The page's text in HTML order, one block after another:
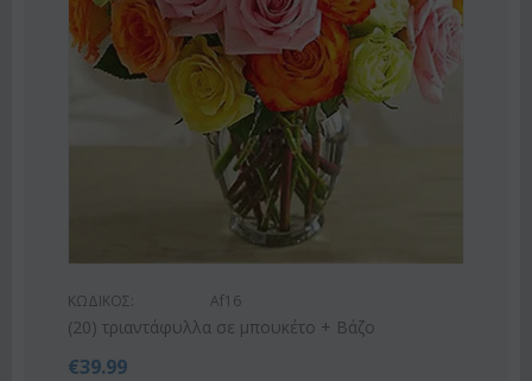
ΚΩΔΙΚΟΣ: Af16
(20) τριαντάφυλλα σε μπουκέτο + Βάζο
€39.99